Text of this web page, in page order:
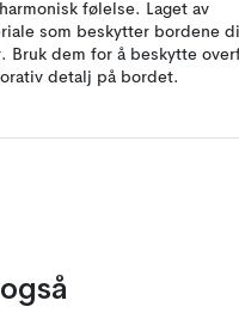
følelse. Laget av
som beskytter bordene
Bruk dem for å beskytte
detalj på bordet.